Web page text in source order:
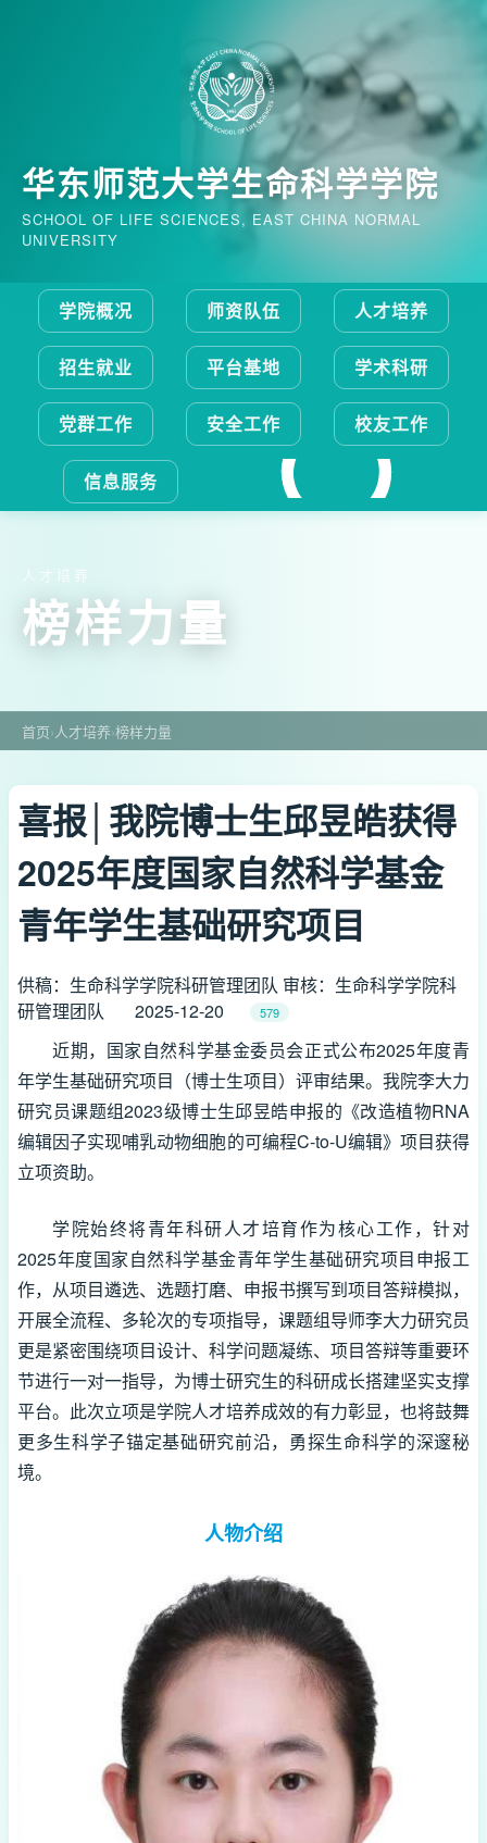
华东师范大学生命科学学院
SCHOOL OF LIFE SCIENCES, EAST CHINA NORMAL
UNIVERSITY
学院概况 师资队伍 人才培养
招生就业 平台基地 学术科研
党群工作 安全工作 校友工作
信息服务
人才培养
榜样力量
首页›人才培养›榜样力量
喜报│我院博士生邱昱皓获得
2025年度国家自然科学基金
青年学生基础研究项目
供稿：生命科学学院科研管理团队 审核：生命科学学院科
研管理团队
2025-12-20 579
近期，国家自然科学基金委员会正式公布2025年度青
年学生基础研究项目（博士生项目）评审结果。我院李大力
研究员课题组2023级博士生邱昱皓申报的《改造植物RNA
编辑因子实现哺乳动物细胞的可编程C-to-U编辑》项目获得
立项资助。
学院始终将青年科研人才培育作为核心工作，针对
2025年度国家自然科学基金青年学生基础研究项目申报工
作，从项目遴选、选题打磨、申报书撰写到项目答辩模拟，
开展全流程、多轮次的专项指导， 课题组导师李大力研究员
更是紧密围绕项目设计、科学问题凝练、项目答辩等重要环
节进行一对一指导， 为博士研究生的科研成长搭建坚实支撑
平台。此次立项是学院人才培养成效的有力彰显，也将鼓舞
更多生科学子锚定基础研究前沿，勇探生命科学的深邃秘
境。
人物介绍